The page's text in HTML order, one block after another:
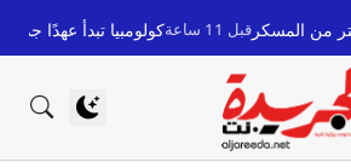
قبل 11 ساعة كولومبيا تبدأ عهدًا جديدًا مع